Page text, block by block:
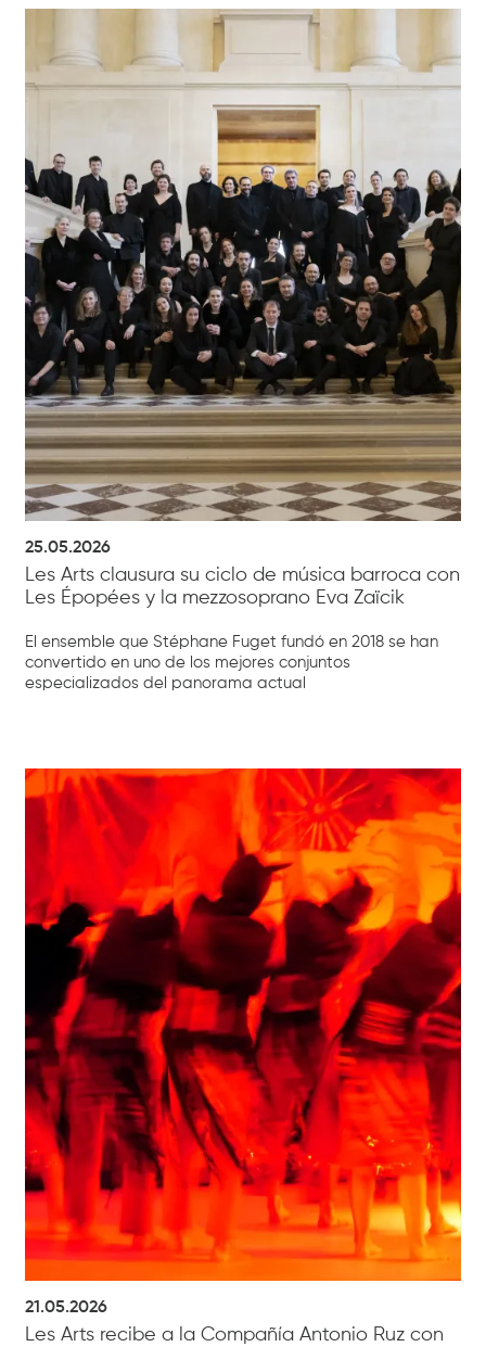
25.05.2026
Les Arts clausura su ciclo de música barroca con
Les Épopées y la mezzosoprano Eva Zaïcik
El ensemble que Stéphane Fuget fundó en 2018 se han
convertido en uno de los mejores conjuntos
especializados del panorama actual
21.05.2026
Les Arts recibe a la Compañía Antonio Ruz con